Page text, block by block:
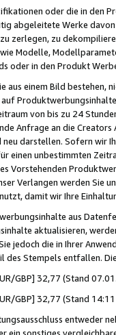
oder die in
abgeleitete Werke
zerlegen, zu
Modelle,
oder in den Produkt
aus einem Bild bestehen,
von bis zu 24
Anfrage an die
darstellen. Sofern wir
einen unbestimmten
Vorstehenden
Verlangen werden Sie
damit wir Ihre
aus
aktualisieren,
jedoch die in Ihrer
des Stempels entfallen.
GBP] 32,77 (Stand
GBP] 32,77 (Stand
entweder
ein sonstiges